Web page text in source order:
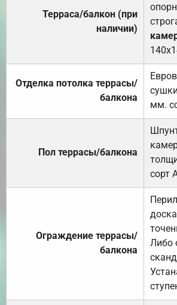
Терраса/балкон (при
наличии)
Отделка потолка террасы/
балкона
мм.
Пол террасы/балкона
сорт
Ограждение террасы/
балкона
Либо